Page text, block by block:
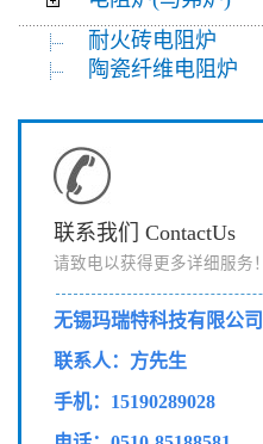
耐火砖电阻炉
陶瓷纤维电阻炉
联系我们 ContactUs
请致电以获得更多详细服务！
无锡玛瑞特科技有限公司
联系人：方先生
手机：15190289028